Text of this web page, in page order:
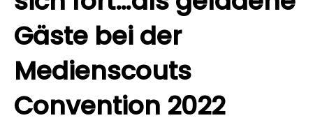
Gäste bei der
Medienscouts
Convention 2022